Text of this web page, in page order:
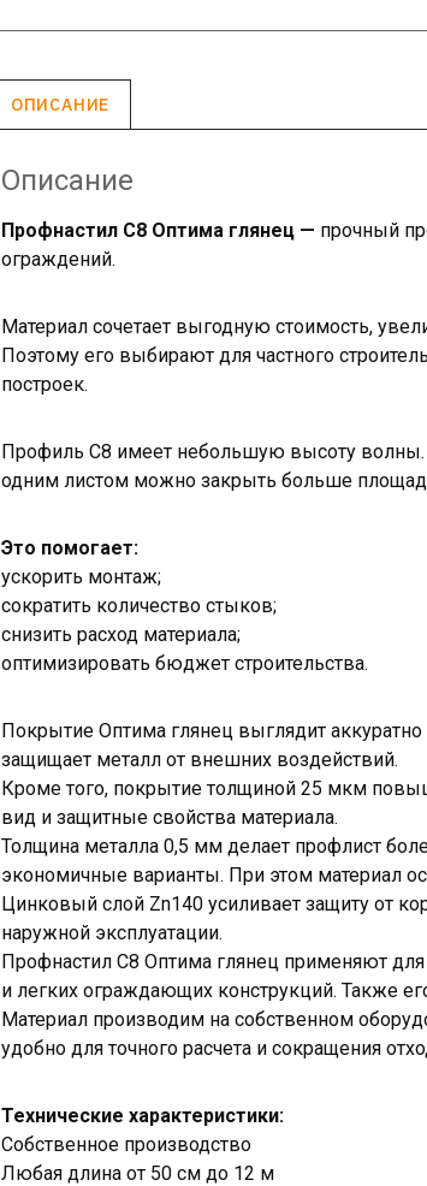
ОПИСАНИЕ
Описание
Профнастил С8 Оптима глянец — прочный
ограждений.
Материал сочетает выгодную стоимость,
Поэтому его выбирают для частного
построек.
Профиль С8 имеет небольшую высоту волны.
одним листом можно закрыть больше
Это помогает:
ускорить монтаж;
сократить количество стыков;
снизить расход материала;
оптимизировать бюджет строительства.
Покрытие Оптима глянец выглядит
защищает металл от внешних воздействий.
Кроме того, покрытие толщиной 25 мкм
вид и защитные свойства материала.
Толщина металла 0,5 мм делает профлист
экономичные варианты. При этом материал
Цинковый слой Zn140 усиливает защиту от
наружной эксплуатации.
Профнастил С8 Оптима глянец применяют
и легких ограждающих конструкций. Также
Материал производим на собственном
удобно для точного расчета и сокращения
Технические характеристики:
Собственное производство
Любая длина от 50 см до 12 м